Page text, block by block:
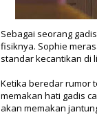
Sebagai seorang
fisiknya. Sophie
standar kecantikan di
Ketika beredar rumor
memakan hati gadis
akan memakan